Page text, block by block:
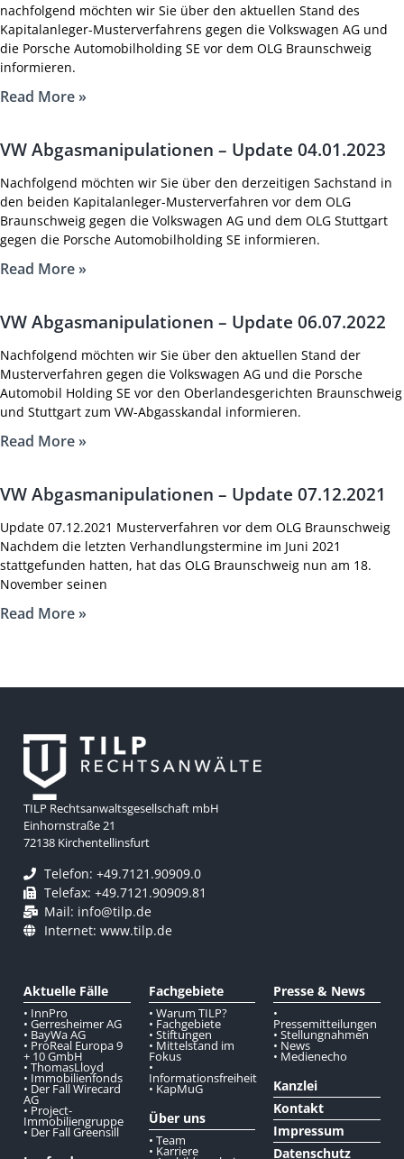
nachfolgend möchten wir Sie über den aktuellen Stand des
Kapitalanleger-Musterverfahrens gegen die Volkswagen AG und
die Porsche Automobilholding SE vor dem OLG Braunschweig
informieren.
Read More »
VW Abgasmanipulationen – Update 04.01.2023
Nachfolgend möchten wir Sie über den derzeitigen Sachstand in
den beiden Kapitalanleger-Musterverfahren vor dem OLG
Braunschweig gegen die Volkswagen AG und dem OLG Stuttgart
gegen die Porsche Automobilholding SE informieren.
Read More »
VW Abgasmanipulationen – Update 06.07.2022
Nachfolgend möchten wir Sie über den aktuellen Stand der
Musterverfahren gegen die Volkswagen AG und die Porsche
Automobil Holding SE vor den Oberlandesgerichten Braunschweig
und Stuttgart zum VW-Abgasskandal informieren.
Read More »
VW Abgasmanipulationen – Update 07.12.2021
Update 07.12.2021 Musterverfahren vor dem OLG Braunschweig
Nachdem die letzten Verhandlungstermine im Juni 2021
stattgefunden hatten, hat das OLG Braunschweig nun am 18.
November seinen
Read More »
TILP Rechtsanwaltsgesellschaft mbH
Einhornstraße 21
72138 Kirchentellinsfurt
Telefon: +49.7121.90909.0
Telefax: +49.7121.90909.81
Mail: info@tilp.de
Internet: www.tilp.de
Aktuelle Fälle
• InnPro
• Gerresheimer AG
• BayWa AG
• ProReal Europa 9
+ 10 GmbH
• ThomasLloyd
• Immobilienfonds
• Der Fall Wirecard
AG
• Project-
Immobiliengruppe
• Der Fall Greensill
Fachgebiete
• Warum TILP?
• Fachgebiete
• Stiftungen
• Mittelstand im
Fokus
•
Informationsfreiheit
• KapMuG
Über uns
• Team
• Karriere
Presse & News
•
Pressemitteilungen
• Stellungnahmen
• News
• Medienecho
Kanzlei
Kontakt
Impressum
Datenschutz